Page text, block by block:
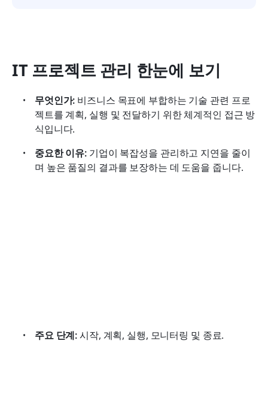
IT 프로젝트 관리 한눈에 보기
무엇인가: 비즈니스 목표에 부합하는 기술 관련 프로
젝트를 계획, 실행 및 전달하기 위한 체계적인 접근 방
식입니다.
중요한 이유: 기업이 복잡성을 관리하고 지연을 줄이
며 높은 품질의 결과를 보장하는 데 도움을 줍니다.
주요 단계: 시작, 계획, 실행, 모니터링 및 종료.